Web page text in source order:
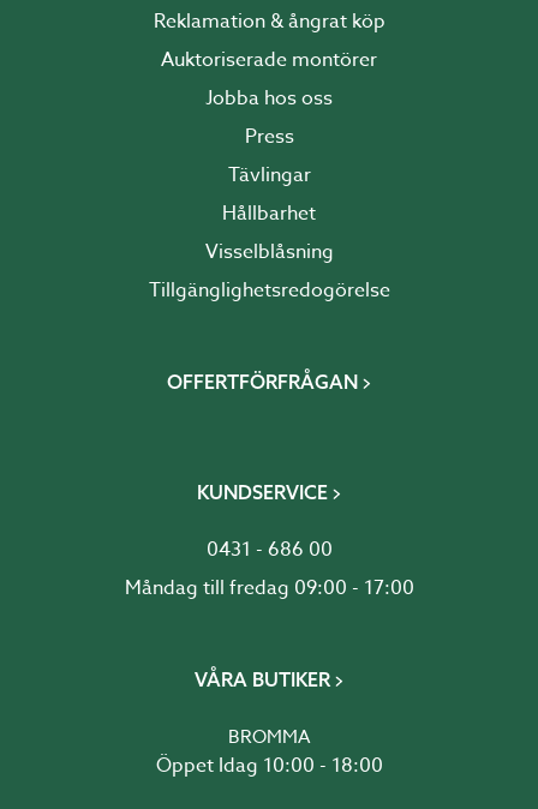
Reklamation & ångrat köp
Auktoriserade montörer
Jobba hos oss
Press
Tävlingar
Hållbarhet
Visselblåsning
Tillgänglighetsredogörelse
OFFERTFÖRFRÅGAN
KUNDSERVICE
0431 - 686 00
Måndag till fredag 09:00 - 17:00
VÅRA BUTIKER
BROMMA
Öppet Idag 10:00 - 18:00